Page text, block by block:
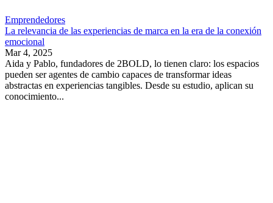
Emprendedores
La relevancia de las experiencias de marca en la era de la conexión
emocional
Mar 4, 2025
Aida y Pablo, fundadores de 2BOLD, lo tienen claro: los espacios
pueden ser agentes de cambio capaces de transformar ideas
abstractas en experiencias tangibles. Desde su estudio, aplican su
conocimiento...